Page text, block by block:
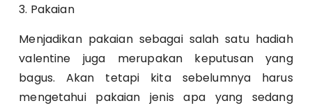
3. Pakaian
Menjadikan pakaian sebagai salah satu hadiah
valentine juga merupakan keputusan yang
bagus. Akan tetapi kita sebelumnya harus
mengetahui pakaian jenis apa yang sedang